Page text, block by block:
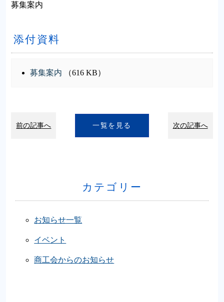
募集案内
添付資料
募集案内 （616 KB）
前の記事へ 一覧を見る 次の記事へ
カテゴリー
お知らせ一覧
イベント
商工会からのお知らせ